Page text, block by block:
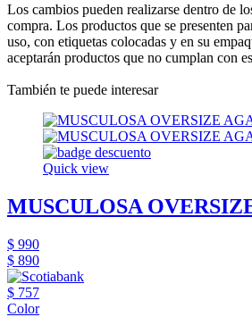
Los cambios pueden realizarse dentro de
compra. Los productos que se presenten
uso, con etiquetas colocadas y en su
aceptarán productos que no cumplan con
También te puede interesar
Quick view
MUSCULOSA
$ 990
$ 890
$ 757
Color